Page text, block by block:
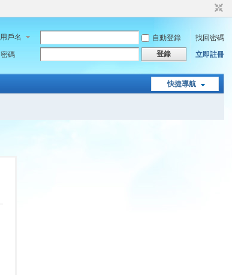
用戶名 自動登錄
找回密碼
密碼
登錄 立即註冊
快捷導航